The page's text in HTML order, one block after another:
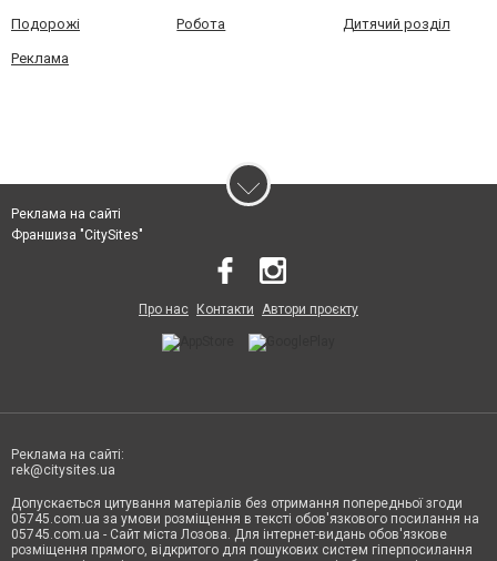
Подорожі Робота Дитячий розділ
Реклама
Реклама на сайті
Франшиза "CitySites"
Про нас Контакти Автори проєкту
Реклама на сайті:
rek@citysites.ua
Допускається цитування матеріалів без отримання попередньої згоди
05745.com.ua за умови розміщення в тексті обов'язкового посилання на
05745.com.ua - Сайт міста Лозова. Для інтернет-видань обов'язкове
розміщення прямого, відкритого для пошукових систем гіперпосилання